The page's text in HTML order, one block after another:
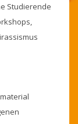
Studierende